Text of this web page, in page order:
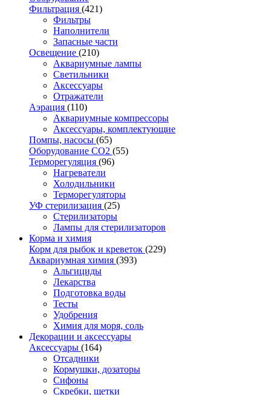
Фильтрация (421)
Фильтры
Наполнители
Запасные части
Освещение (210)
Аквариумные лампы
Светильники
Аксессуары
Отражатели
Аэрация (110)
Аквариумные компрессоры
Аксессуары, комплектующие
Помпы, насосы (65)
Оборудование CO2 (55)
Терморегуляция (96)
Нагреватели
Холодильники
Терморегуляторы
УФ стерилизация (25)
Стерилизаторы
Лампы для стерилизаторов
Корма и химия
Корм для рыбок и креветок (229)
Аквариумная химия (393)
Альгициды
Лекарства
Подготовка воды
Тесты
Удобрения
Химия для моря, соль
Декорации и аксессуары
Аксессуары (164)
Отсадники
Кормушки, дозаторы
Сифоны
Скребки, щетки